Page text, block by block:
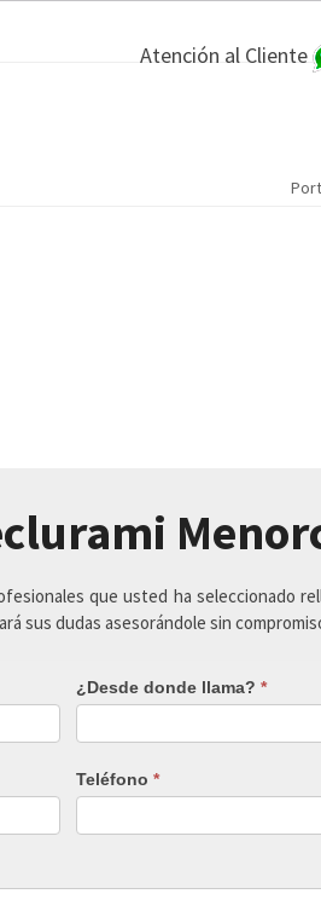
Atención al Cliente
que usted ha seleccionado
sus dudas asesorándole sin
¿Desde donde llama? *
Teléfono *